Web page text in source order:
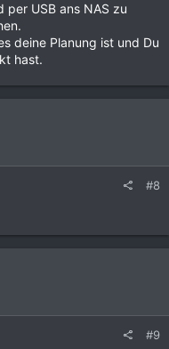
per USB ans NAS zu
deine Planung ist und Du
hast.
#8
#9